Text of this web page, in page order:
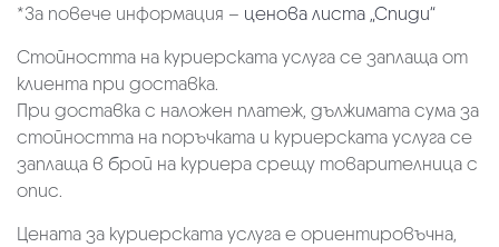
*За повече информация – ценова листа „Спиди“
Стойността на куриерската услуга се заплаща от
клиента при доставка.
При доставка с наложен платеж, дължимата сума за
стойността на поръчката и куриерската услуга се
заплаща в брой на куриера срещу товарителница с
опис.
Цената за куриерската услуга е ориентировъчна,